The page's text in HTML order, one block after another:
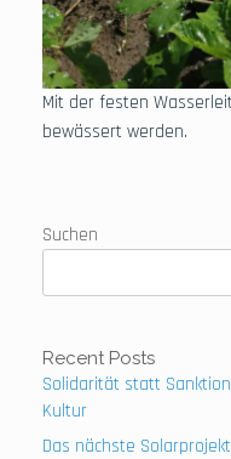
Mit der festen
bewässert werden.
Suchen
Recent Posts
Solidarität statt
Kultur
Das nächste